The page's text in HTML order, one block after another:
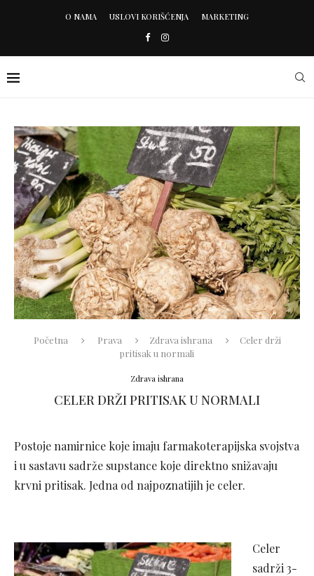
O NAMA USLOVI KORIŠĆENJA MARKETING
Početna Prava Zdrava ishrana
Celer drži
pritisak u normali
Zdrava ishrana
CELER DRŽI PRITISAK U NORMALI
Postoje namirnice koje imaju farmakoterapijska svojstva
i u sastavu sadrže supstance koje direktno snižavaju
krvni pritisak. Jedna od najpoznatijih je celer.
Celer
sadrži 3-